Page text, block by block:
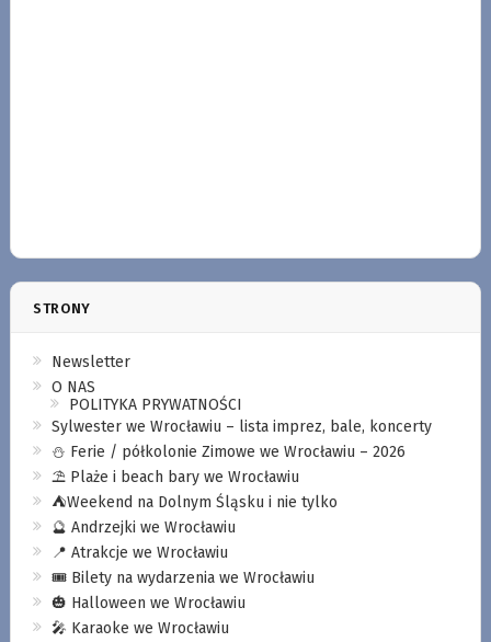
STRONY
Newsletter
O NAS
POLITYKA PRYWATNOŚCI
Sylwester we Wrocławiu – lista imprez, bale, koncerty
⛄️ Ferie / półkolonie Zimowe we Wrocławiu – 2026
⛱️ Plaże i beach bary we Wrocławiu
⛺️Weekend na Dolnym Śląsku i nie tylko
🔮 Andrzejki we Wrocławiu
📍 Atrakcje we Wrocławiu
🎟️ Bilety na wydarzenia we Wrocławiu
🎃 Halloween we Wrocławiu
🎤 Karaoke we Wrocławiu